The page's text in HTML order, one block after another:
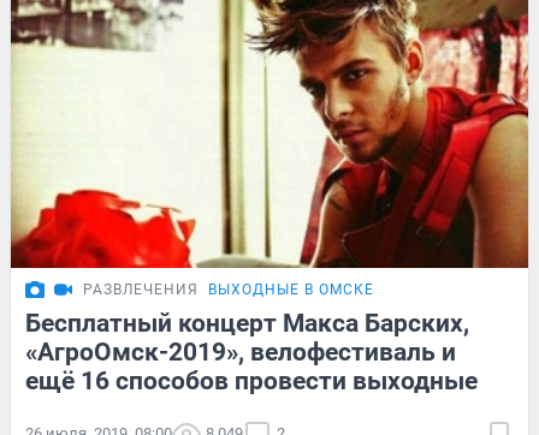
РАЗВЛЕЧЕНИЯ ВЫХОДНЫЕ В ОМСКЕ
Бесплатный концерт Макса Барских,
«АгроОмск-2019», велофестиваль и
ещё 16 способов провести выходные